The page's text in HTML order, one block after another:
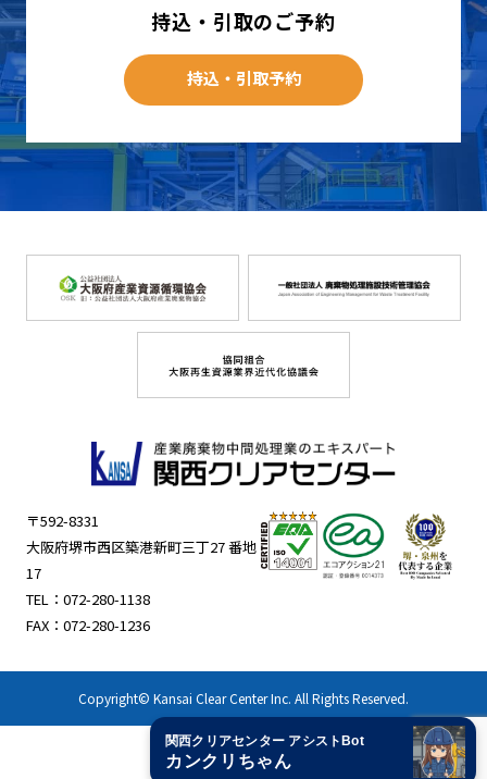
持込・引取のご予約
持込・引取予約
〒592-8331
大阪府堺市西区築港新町三丁27 番地
17
TEL： 072-280-1138
FAX：072-280-1236
Copyright© Kansai Clear Center Inc. All Rights Reserved.